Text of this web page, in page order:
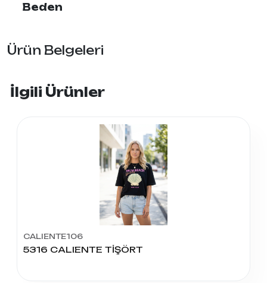
Beden
Ürün Belgeleri
İlgili Ürünler
CALIENTE106
5316 CALIENTE TİŞÖRT